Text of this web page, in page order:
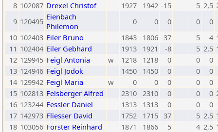
8 102087 Drexel Christof 1927 1942 -15 5 2,5
9 120495 Eienbach
Philemon
0 0 0 0
0
10 102403 Eiler Bruno 1843 1806 37 5 4
11 102404 Eiler Gebhard 1913 1921 -8 5 2,5
12 129945 Feigl Antonia w 1218 1218 0 0
0
13 124946 Feigl Jodok 1450 1450 0 0
0
14 129942 Feigl Maria w 0 0 0 0
0
15 102813 Felsberger Alfred 2310 2310 0 0 0
16 123244 Fessler Daniel 1313 1313 0 0
0
17 142973 Fliesser David 1752 1715 37 5 2,5
18 103056 Forster Reinhard 1871 1866 5 4 2,5